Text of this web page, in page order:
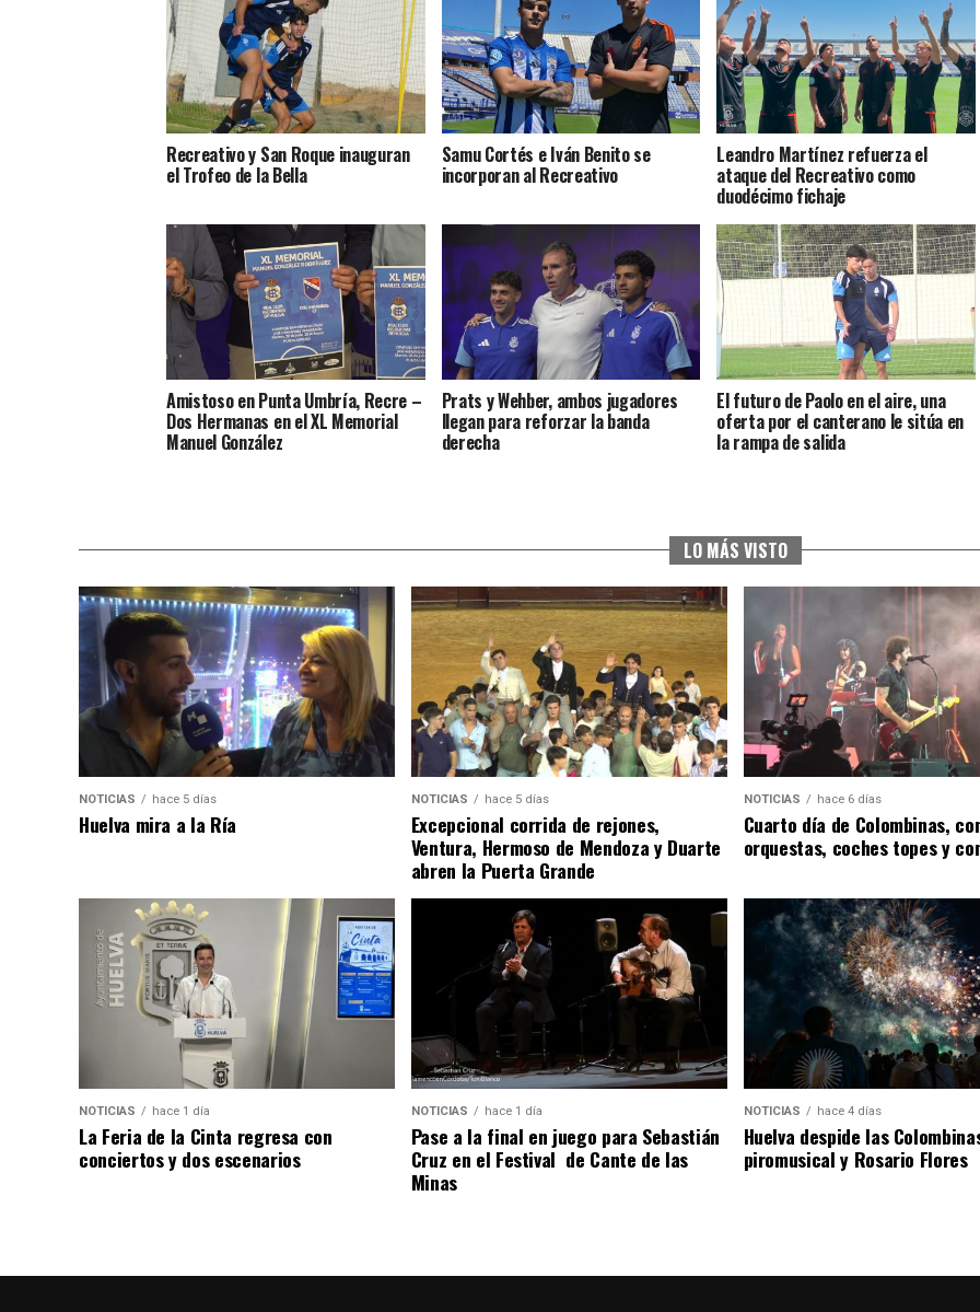
Recreativo y San Roque inauguran
el Trofeo de la Bella
Samu Cortés e Iván Benito se
incorporan al Recreativo
Leandro Martínez refuerza el
ataque del Recreativo como
duodécimo fichaje
Amistoso en Punta Umbría, Recre –
Dos Hermanas en el XL Memorial
Manuel González
Prats y Wehber, ambos jugadores
llegan para reforzar la banda
derecha
El futuro de Paolo en el aire, una
oferta por el canterano le sitúa en
la rampa de salida
LO MÁS VISTO
NOTICIAS hace 5 días
Huelva mira a la Ría
NOTICIAS hace 5 días
Excepcional corrida de rejones,
Ventura, Hermoso de Mendoza y Duarte
abren la Puerta Grande
NOTICIAS hace 6 días
Cuarto día de Colombinas,
orquestas, coches topes y
NOTICIAS hace 1 día
La Feria de la Cinta regresa con
conciertos y dos escenarios
NOTICIAS hace 1 día
Pase a la final en juego para Sebastián
Cruz en el Festival de Cante de las
Minas
NOTICIAS hace 4 días
Huelva despide las
piromusical y Rosario Flores